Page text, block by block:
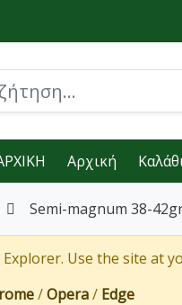
Αρχική
Semi-magnum 38-
Use the site at
/Opera/ Edge